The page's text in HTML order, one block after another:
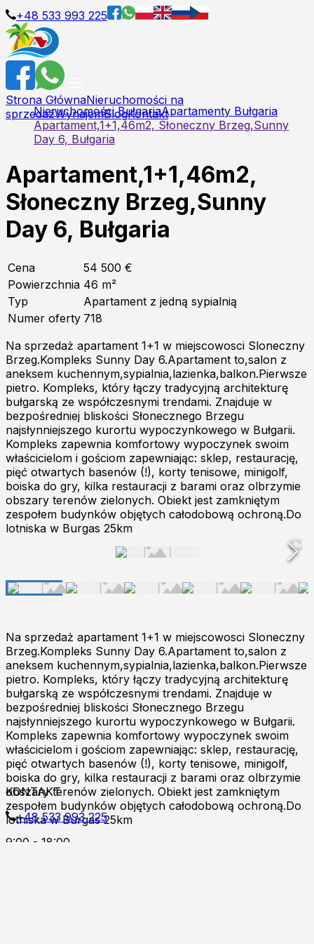
+48 533 993 225
Strona GłównaNieruchomości na
sprzedażWynajemBlogKontakt
Nieruchomości BułgariaApartamenty Bułgaria
Apartament,1+1,46m2, Słoneczny Brzeg,Sunny
Day 6, Bułgaria
Apartament,1+1,46m2,
Słoneczny Brzeg,Sunny
Day 6, Bułgaria
Cena
54 500 €
Powierzchnia 46 m²
Typ
Apartament z jedną sypialnią
Numer oferty 718
Na sprzedaż apartament 1+1 w miejscowosci Sloneczny
Brzeg.Kompleks Sunny Day 6.Apartament to,salon z
aneksem kuchennym,sypialnia,lazienka,balkon.Pierwsze
pietro. Kompleks, który łączy tradycyjną architekturę
bułgarską ze współczesnymi trendami. Znajduje w
bezpośredniej bliskości Słonecznego Brzegu
najsłynniejszego kurortu wypoczynkowego w Bułgarii.
Kompleks zapewnia komfortowy wypoczynek swoim
właścicielom i gościom zapewniając: sklep, restaurację,
pięć otwartych basenów (!), korty tenisowe, minigolf,
boiska do gry, kilka restauracji z barami oraz olbrzymie
obszary terenów zielonych. Obiekt jest zamkniętym
zespołem budynków objętych całodobową ochroną.Do
lotniska w Burgas 25km
Na sprzedaż apartament 1+1 w miejscowosci Sloneczny
Brzeg.Kompleks Sunny Day 6.Apartament to,salon z
aneksem kuchennym,sypialnia,lazienka,balkon.Pierwsze
pietro. Kompleks, który łączy tradycyjną architekturę
bułgarską ze współczesnymi trendami. Znajduje w
bezpośredniej bliskości Słonecznego Brzegu
najsłynniejszego kurortu wypoczynkowego w Bułgarii.
Kompleks zapewnia komfortowy wypoczynek swoim
właścicielom i gościom zapewniając: sklep, restaurację,
pięć otwartych basenów (!), korty tenisowe, minigolf,
boiska do gry, kilka restauracji z barami oraz olbrzymie
obszary terenów zielonych. Obiekt jest zamkniętym
zespołem budynków objętych całodobową ochroną.Do
lotniska w Burgas 25km
KONTAKT
+48 533 993 225
9:00 - 18:00